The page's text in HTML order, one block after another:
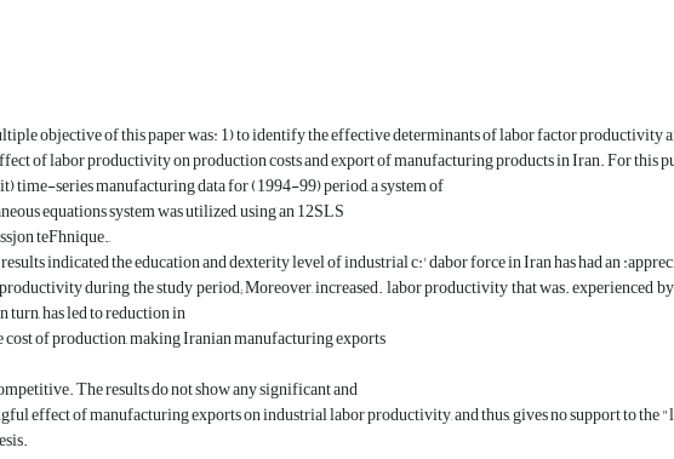
objective of this paper was: 1) to identify the effective determinants of labor factor productivity
of labor productivity on production costs and export of manufacturing products in Iran. For this
time-series manufacturing data for (1994-99) period, a system of
equations system was utilized, using an 12SLS
teFhnique.,
indicated the education and dexterity level of industrial c:' dabor force in Iran has had an
during the study period; Moreover, increased. labor productivity that was. experienced
turn, has led to reduction in
cost of production, making Iranian manufacturing exports
The results do not show any significant and
effect of manufacturing exports on industrial labor productivity, and thus, gives no support to